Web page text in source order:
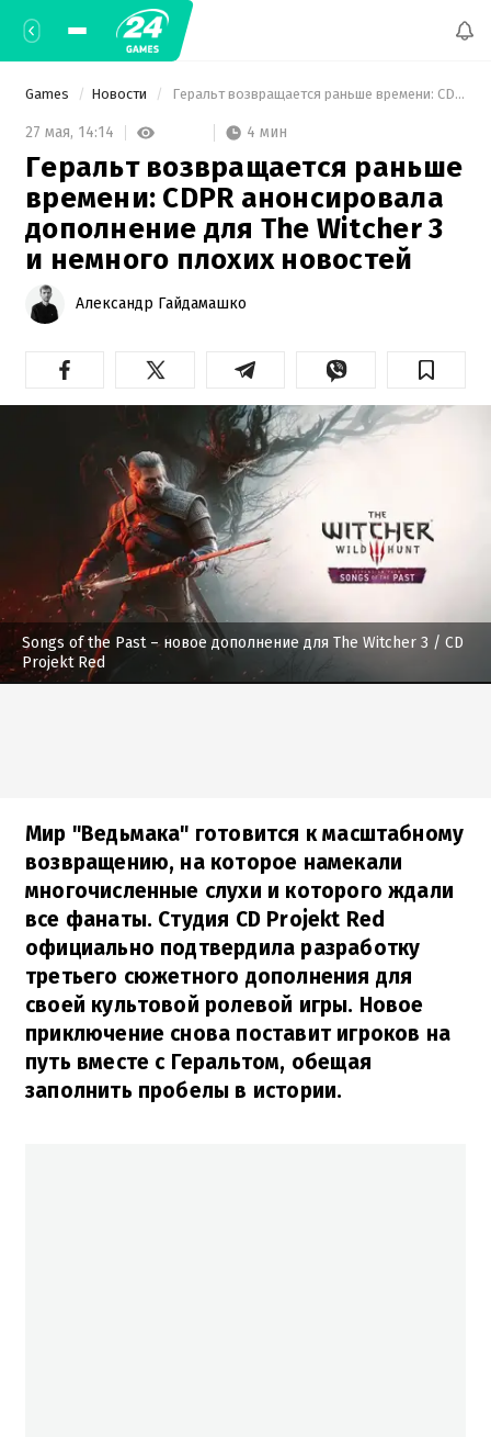
Games Новости Геральт возвращается раньше времени: CDPR анонсировала дополнение для The Witcher 3 и немного плохих новостей
27 мая, 14:14 4 мин
Геральт возвращается раньше
времени: CDPR анонсировала
дополнение для The Witcher 3
и немного плохих новостей
Александр Гайдамашко
Songs of the Past – новое дополнение для The Witcher 3 / CD
Projekt Red
Мир "Ведьмака" готовится к масштабному
возвращению, на которое намекали
многочисленные слухи и которого ждали
все фанаты. Студия CD Projekt Red
официально подтвердила разработку
третьего сюжетного дополнения для
своей культовой ролевой игры. Новое
приключение снова поставит игроков на
путь вместе с Геральтом, обещая
заполнить пробелы в истории.